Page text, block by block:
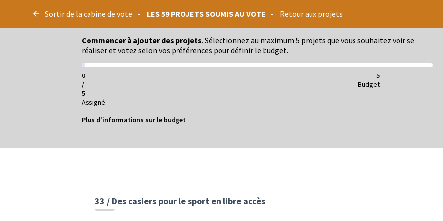
Sortir de la cabine de vote - LES 59 PROJETS SOUMIS AU VOTE - Retour aux projets
Commencer à ajouter des projets. Sélectionnez au maximum 5 projets que vous souhaitez voir se
réaliser et votez selon vos préférences pour définir le budget.
0
/
5
Assigné
5
Budget
Plus d'informations sur le budget
33 / Des casiers pour le sport en libre accès